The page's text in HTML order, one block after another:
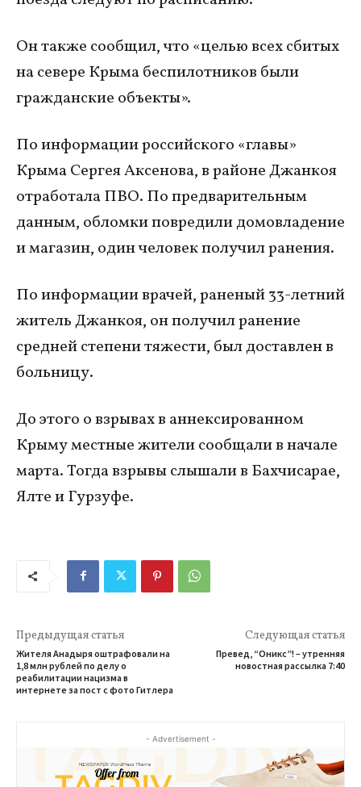
Он также сообщил, что «целью всех сбитых
на севере Крыма беспилотников были
гражданские объекты».
По информации российского «главы»
Крыма Сергея Аксенова, в районе Джанкоя
отработала ПВО. По предварительным
данным, обломки повредили домовладение
и магазин, один человек получил ранения.
По информации врачей, раненый 33-летний
житель Джанкоя, он получил ранение
средней степени тяжести, был доставлен в
больницу.
До этого о взрывах в аннексированном
Крыму местные жители сообщали в начале
марта. Тогда взрывы слышали в Бахчисарае,
Ялте и Гурзуфе.
Предыдущая статья
Жителя Анадыря оштрафовали на
1,8 млн рублей по делу о
реабилитации нацизма в
интернете за пост с фото Гитлера
Следующая статья
Превед, “Оникс”! – утренняя
новостная рассылка 7:40
- Advertisement -